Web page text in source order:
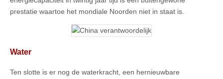
prestatie waartoe het mondiale Noorden niet in staat is.
Water
Ten slotte is er nog de waterkracht, een hernieuwbare